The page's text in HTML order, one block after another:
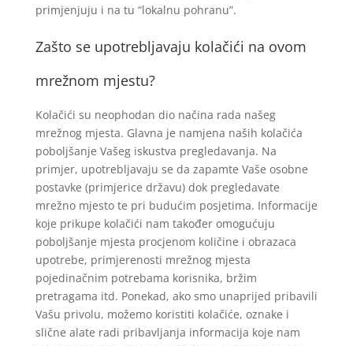
primjenjuju i na tu “lokalnu pohranu”.
Zašto se upotrebljavaju kolačići na ovom
mrežnom mjestu?
Kolačići su neophodan dio načina rada našeg
mrežnog mjesta. Glavna je namjena naših kolačića
poboljšanje Vašeg iskustva pregledavanja. Na
primjer, upotrebljavaju se da zapamte Vaše osobne
postavke (primjerice državu) dok pregledavate
mrežno mjesto te pri budućim posjetima. Informacije
koje prikupe kolačići nam također omogućuju
poboljšanje mjesta procjenom količine i obrazaca
upotrebe, primjerenosti mrežnog mjesta
pojedinačnim potrebama korisnika, bržim
pretragama itd. Ponekad, ako smo unaprijed pribavili
Vašu privolu, možemo koristiti kolačiće, oznake i
slične alate radi pribavljanja informacija koje nam